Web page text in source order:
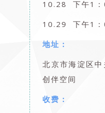
10.28 下午1
10.29 下午1
地址：
北京市海淀区
创伴空间
收费：